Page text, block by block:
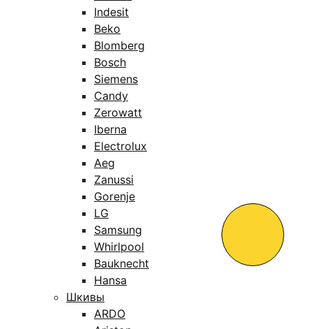
Indesit
Beko
Blomberg
Bosch
Siemens
Candy
Zerowatt
Iberna
Electrolux
Aeg
Zanussi
Gorenje
LG
Samsung
Whirlpool
Bauknecht
Hansa
Шкивы
ARDO